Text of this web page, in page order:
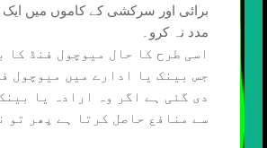
برائی اور سرکشی کے کاموں میں
مدد نہ کرو۔
اسی طرح کا حال میوچول فنڈ کا
جس بینک یا ادارے میں میوچول
دی گئی ہے اگر وہ ارادہ یا
سے منافع حاصل کرتا ہے پھر تو